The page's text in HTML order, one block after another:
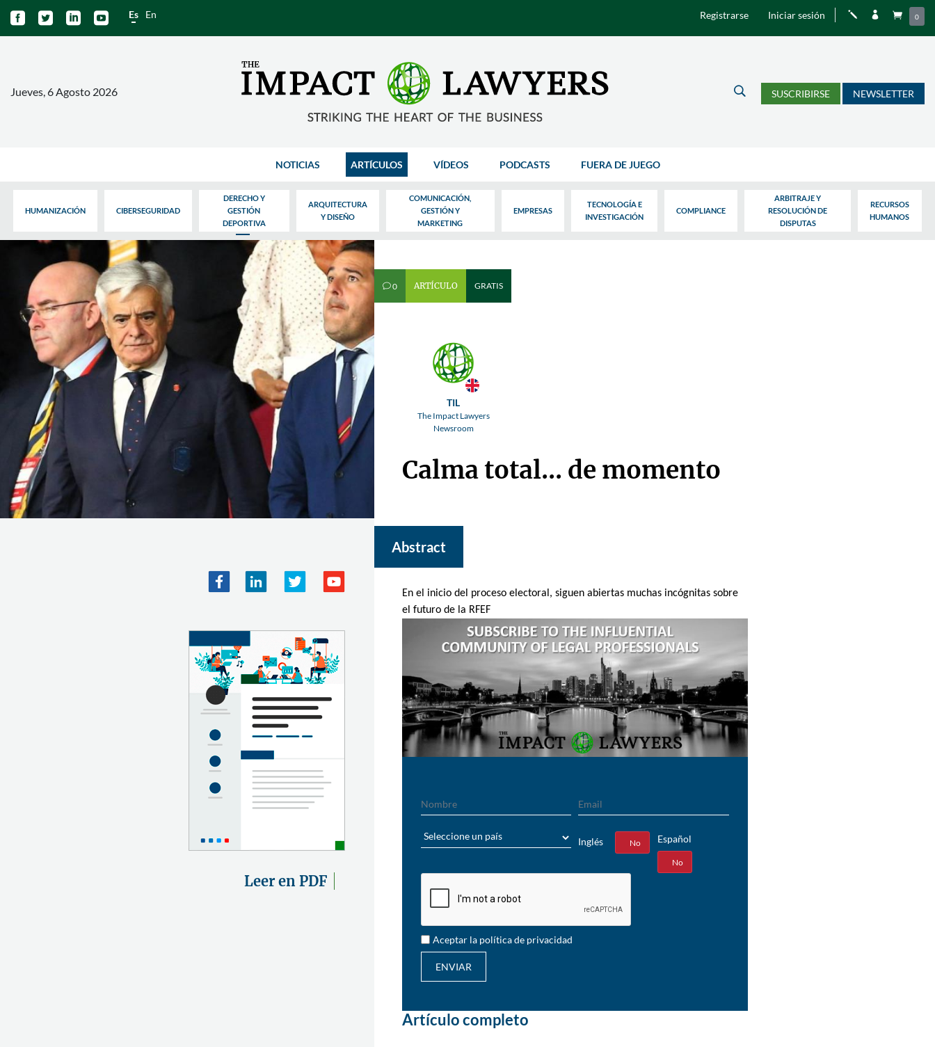
    Es En Registrarse Iniciar sesión j   0
Jueves, 6 Agosto 2026 U SUSCRIBIRSE NEWSLETTER
NOTICIAS ARTÍCULOS VÍDEOS PODCASTS FUERA DE JUEGO
HUMANIZACIÓN CIBERSEGURIDAD
DERECHO Y
GESTIÓN
DEPORTIVA
ARQUITECTURA
Y DISEÑO
COMUNICACIÓN,
GESTIÓN Y
MARKETING
EMPRESAS
TECNOLOGÍA E
INVESTIGACIÓN
COMPLIANCE
ARBITRAJE Y
RESOLUCIÓN DE
DISPUTAS
RECURSOS
HUMANOS
Leer en PDF
v0 ARTÍCULO GRATIS
TIL
The Impact Lawyers
Newsroom
Calma total... de momento
Abstract
En el inicio del proceso electoral, siguen abiertas muchas incógnitas sobre
el futuro de la RFEF
Inglés
Sí No Español
No
Aceptar la política de privacidad
ENVIAR
Artículo completo